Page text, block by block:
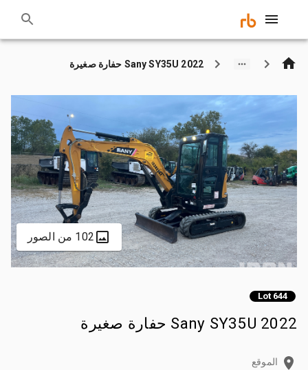
2022 Sany SY35U حفارة صغيرة
102 من الصور
Lot 644
2022 Sany SY35U حفارة صغيرة
الموقع